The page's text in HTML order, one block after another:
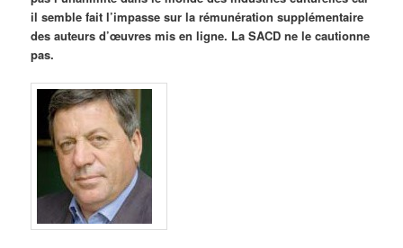
il semble fait l’impasse sur la rémunération supplémentaire
des auteurs d’œuvres mis en ligne. La SACD ne le cautionne
pas.